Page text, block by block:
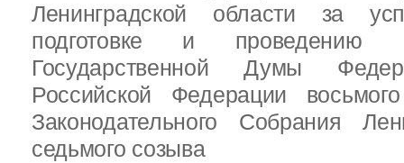
Ленинградской области за
подготовке и проведению
Государственной Думы
Российской Федерации
Законодательного Собрания
седьмого созыва